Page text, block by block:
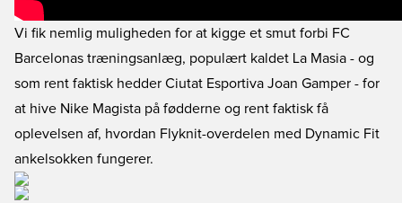
Vi fik nemlig muligheden for at kigge et smut forbi FC
Barcelonas træningsanlæg, populært kaldet La Masia - og
som rent faktisk hedder Ciutat Esportiva Joan Gamper - for
at hive Nike Magista på fødderne og rent faktisk få
oplevelsen af, hvordan Flyknit-overdelen med Dynamic Fit
ankelsokken fungerer.